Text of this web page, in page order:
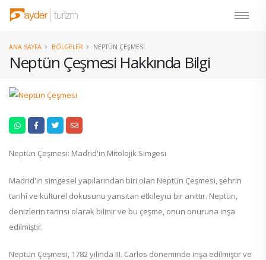
Neptün Çeşmesi Hakkında Bilgi
ANA SAYFA BÖLGELER NEPTÜN ÇEŞMESI
Neptün Çeşmesi: Madrid'in Mitolojik Simgesi
Madrid'in simgesel yapılarından biri olan Neptün Çeşmesi, şehrin
tarihî ve kültürel dokusunu yansıtan etkileyici bir anıttır. Neptün,
denizlerin tanrısı olarak bilinir ve bu çeşme, onun onuruna inşa
edilmiştir.
Neptün Çeşmesi, 1782 yılında III. Carlos döneminde inşa edilmiştir ve